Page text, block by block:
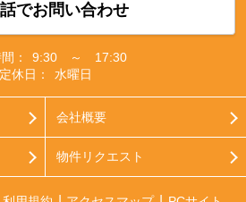
でお問い合わせ
：
9:30 ～ 17:30
定休日：
水曜日
会社概要
物件リクエスト